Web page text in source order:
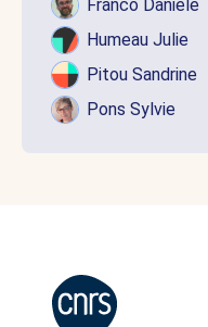
Franco Daniele
Humeau Julie
Pitou Sandrine
Pons Sylvie